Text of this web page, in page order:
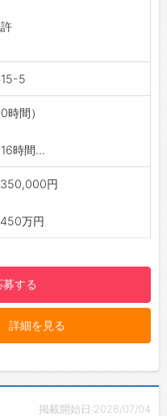
ごす職場が、社員にとっ
てる場所にするため、環
自らの仕事に誇りを持て
進めています。
！
産前までのプロセスの初
。
より一層の品質と技術の
QC＝Quality Control（品
たQCサークル活動によ
かし、品質保持と改善に
平日1日休み）で、しっか
貢献できる！
ないプラスチック製品の
全体に貢献している実感
商品となり、どのような
責任感がより一層強まり
れるお仕事です！
ート体制◎
て、実務に即した研修を
を入れています。
ており、安心して業務に
5
時間）
時間...
円
万円
する
詳細を見る
掲載開始日:2026/07/04